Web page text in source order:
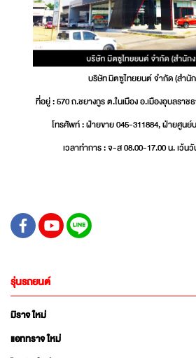
บริษัท มิตซูไทยยนต์ จำกัด (สำนั
ที่อยู่ : 570 ถ.ชยางกูร ต.ในเมือง อ.เมืองอุบลรา
โทรศัพท์ : ฝ่ายขาย 045-311884, ฝ่ายศูนย์
เวลาทำการ : จ-ส 08.00-17.00 น. เว้
รุ่นรถยนต์
มิราจ ใหม่
แอททราจ ใหม่